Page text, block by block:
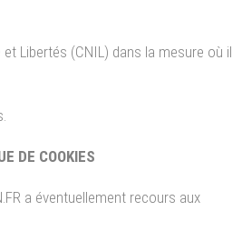
Libertés (CNIL) dans la mesure où il
DE COOKIES
a éventuellement recours aux